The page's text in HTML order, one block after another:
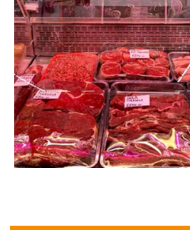
График работы:
ВТ – ВС с 08:00 до
20:00